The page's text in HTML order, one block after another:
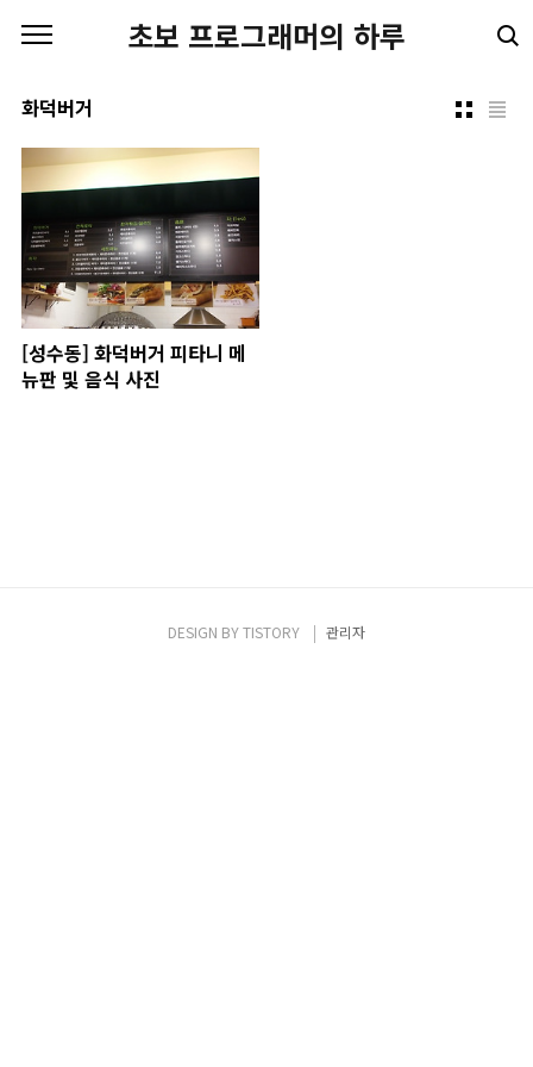
초보 프로그래머의 하루
화덕버거
[성수동] 화덕버거 피타니 메
뉴판 및 음식 사진
DESIGN BYTISTORY 관리자